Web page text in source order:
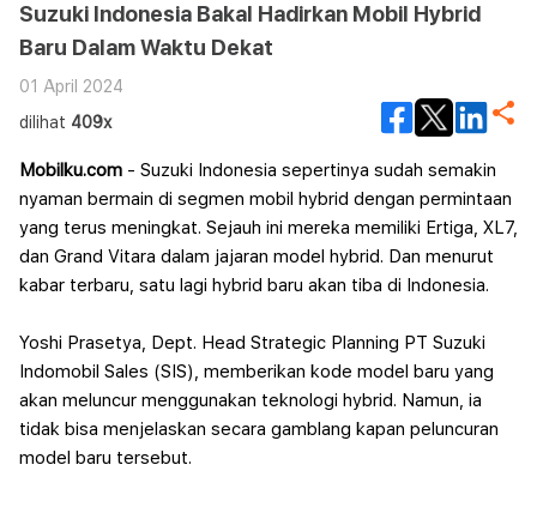
Suzuki Indonesia Bakal Hadirkan Mobil Hybrid
Baru Dalam Waktu Dekat
01 April 2024
dilihat 409x
Mobilku.com - Suzuki Indonesia sepertinya sudah semakin
nyaman bermain di segmen mobil hybrid dengan permintaan
yang terus meningkat. Sejauh ini mereka memiliki Ertiga, XL7,
dan Grand Vitara dalam jajaran model hybrid. Dan menurut
kabar terbaru, satu lagi hybrid baru akan tiba di Indonesia.
Yoshi Prasetya, Dept. Head Strategic Planning PT Suzuki
Indomobil Sales (SIS), memberikan kode model baru yang
akan meluncur menggunakan teknologi hybrid. Namun, ia
tidak bisa menjelaskan secara gamblang kapan peluncuran
model baru tersebut.